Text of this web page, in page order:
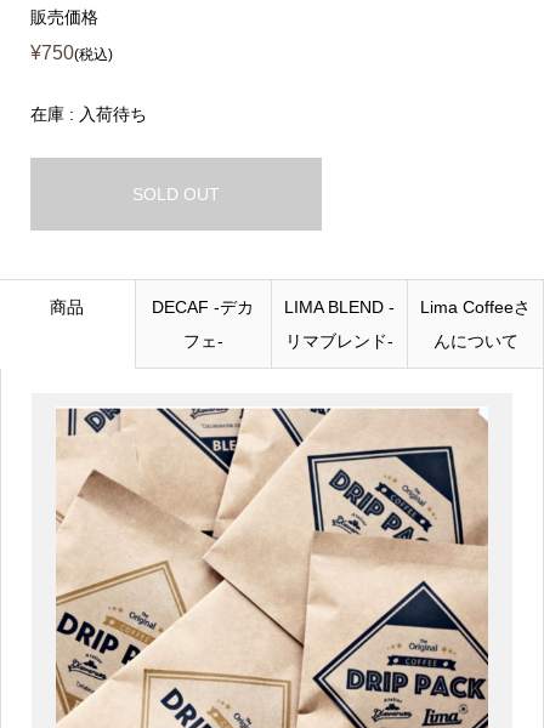
販売価格
¥750(税込)
在庫 : 入荷待ち
SOLD OUT
商品
DECAF -デカ
フェ-
LIMA BLEND -
リマブレンド-
Lima Coffeeさ
んについて